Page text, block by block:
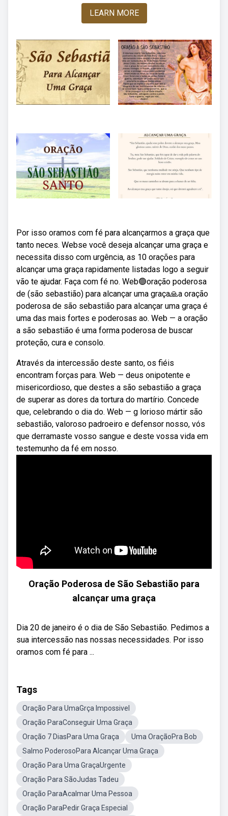
LEARN MORE
Por isso oramos com fé para alcançarmos a graça que
tanto neces. Webse você deseja alcançar uma graça e
necessita disso com urgência, as 10 orações para
alcançar uma graça rapidamente listadas logo a seguir
vão te ajudar. Faça com fé no. Web🟢oração poderosa
de (são sebastião) para alcançar uma graça🙏a oração
poderosa de são sebastião para alcançar uma graça é
uma das mais fortes e poderosas ao. Web — a oração
a são sebastião é uma forma poderosa de buscar
proteção, cura e consolo.
Através da intercessão deste santo, os fiéis
encontram forças para. Web — deus onipotente e
misericordioso, que destes a são sebastião a graça
de superar as dores da tortura do martírio. Concede
que, celebrando o dia do. Web — g lorioso mártir são
sebastião, valoroso padroeiro e defensor nosso, vós
que derramaste vosso sangue e deste vossa vida em
testemunho da fé em nosso.
Oração Poderosa de São Sebastião para
alcançar uma graça
Dia 20 de janeiro é o dia de São Sebastião. Pedimos a
sua intercessão nas nossas necessidades. Por isso
oramos com fé para ...
Tags
Oração Para UmaGrça Impossivel
Oração ParaConseguir Uma Graça
Oração 7 DiasPara Uma Graça
Uma OraçãoPra Bob
Salmo PoderosoPara Alcançar Uma Graça
Oração Para Uma GraçaUrgente
Oração Para SãoJudas Tadeu
Oração ParaAcalmar Uma Pessoa
Oração ParaPedir Graça Especial